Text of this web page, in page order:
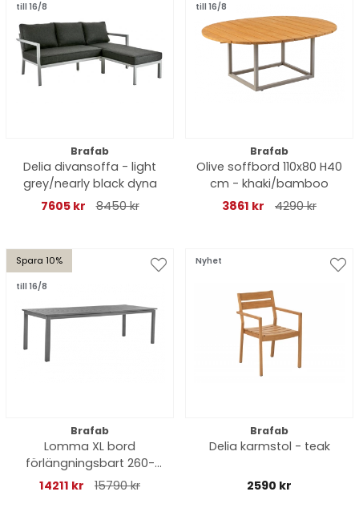
till 16/8
Brafab
Delia divansoffa - light
grey/nearly black dyna
7605 kr
8450 kr
till 16/8
Brafab
Olive soffbord 110x80 H40
cm - khaki/bamboo
3861 kr
4290 kr
Spara 10%
till 16/8
Brafab
Lomma XL bord
förlängningsbart 260-
380x100 H73 cm -
14211 kr 15790 kr
Nyhet
Brafab
Delia karmstol - teak
2590 kr